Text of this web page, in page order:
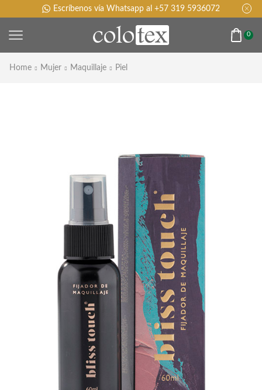
Escríbenos vía Whatsapp al +57 319 5936072
0
Home Mujer Maquillaje Piel